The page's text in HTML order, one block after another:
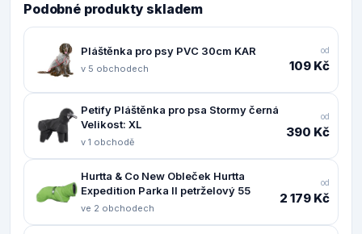
Podobné produkty skladem
Pláštěnka pro psy PVC 30cm KAR
v 5 obchodech
od
109 Kč
Petify Pláštěnka pro psa Stormy černá
Velikost: XL
v 1 obchodě
od
390 Kč
Hurtta & Co New Obleček Hurtta
Expedition Parka II petrželový 55
ve 2 obchodech
od
2 179 Kč